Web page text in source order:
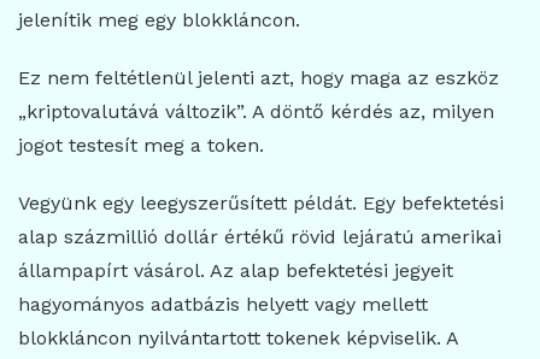
jelenítik meg egy blokkláncon.
Ez nem feltétlenül jelenti azt, hogy maga az eszköz
„kriptovalutává változik”. A döntő kérdés az, milyen
jogot testesít meg a token.
Vegyünk egy leegyszerűsített példát. Egy befektetési
alap százmillió dollár értékű rövid lejáratú amerikai
állampapírt vásárol. Az alap befektetési jegyeit
hagyományos adatbázis helyett vagy mellett
blokkláncon nyilvántartott tokenek képviselik. A